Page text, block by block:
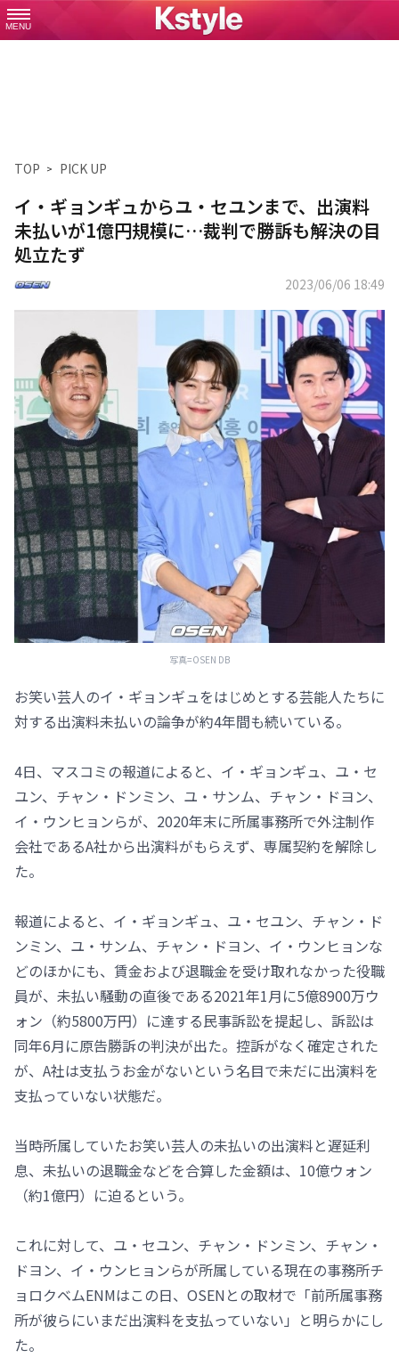
MENU
TOP PICK UP
イ・ギョンギュからユ・セユンまで、出演料
未払いが1億円規模に…裁判で勝訴も解決の目
処立たず
2023/06/06 18:49
写真=OSEN DB
お笑い芸人のイ・ギョンギュをはじめとする芸能人たちに
対する出演料未払いの論争が約4年間も続いている。
4日、マスコミの報道によると、イ・ギョンギュ、ユ・セ
ユン、チャン・ドンミン、ユ・サンム、チャン・ドヨン、
イ・ウンヒョンらが、2020年末に所属事務所で外注制作
会社であるA社から出演料がもらえず、専属契約を解除し
た。
報道によると、イ・ギョンギュ、ユ・セユン、チャン・ド
ンミン、ユ・サンム、チャン・ドヨン、イ・ウンヒョンな
どのほかにも、賃金および退職金を受け取れなかった役職
員が、未払い騒動の直後である2021年1月に5億8900万ウ
ォン（約5800万円）に達する民事訴訟を提起し、訴訟は
同年6月に原告勝訴の判決が出た。控訴がなく確定された
が、A社は支払うお金がないという名目で未だに出演料を
支払っていない状態だ。
当時所属していたお笑い芸人の未払いの出演料と遅延利
息、未払いの退職金などを合算した金額は、10億ウォン
（約1億円）に迫るという。
これに対して、ユ・セユン、チャン・ドンミン、チャン・
ドヨン、イ・ウンヒョンらが所属している現在の事務所チ
ョロクベムENMはこの日、OSENとの取材で「前所属事務
所が彼らにいまだ出演料を支払っていない」と明らかにし
た。